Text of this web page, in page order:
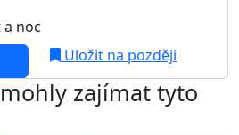
noc
Uložit na později
zajímat tyto